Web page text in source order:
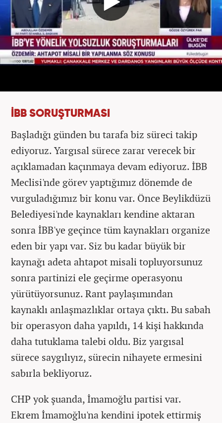
İBB SORUŞTURMASI
Başladığı günden bu tarafa biz süreci takip
ediyoruz. Yargısal sürece zarar verecek bir
açıklamadan kaçınmaya devam ediyoruz. İBB
Meclisi'nde görev yaptığımız dönemde de
vurguladığımız bir konu var. Önce Beylikdüzü
Belediyesi'nde kaynakları kendine aktaran
sonra İBB'ye geçince tüm kaynakları organize
eden bir yapı var. Siz bu kadar büyük bir
kaynağı adeta ahtapot misali topluyorsunuz
sonra partinizi ele geçirme operasyonu
yürütüyorsunuz. Rant paylaşımından
kaynaklı anlaşmazlıklar ortaya çıktı. Bu sabah
bir operasyon daha yapıldı, 14 kişi hakkında
daha tutuklama talebi oldu. Biz yargısal
sürece saygılıyız, sürecin nihayete ermesini
sabırla bekliyoruz.
CHP yok şuanda, İmamoğlu partisi var.
Ekrem İmamoğlu'na kendini ipotek ettirmiş